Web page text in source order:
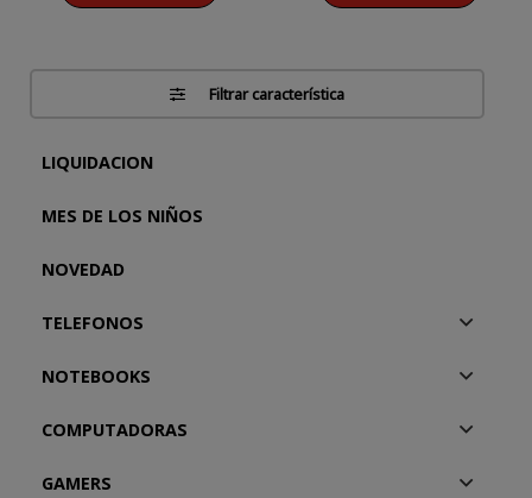
Filtrar característica
LIQUIDACION
MES DE LOS NIÑOS
NOVEDAD
TELEFONOS
NOTEBOOKS
COMPUTADORAS
GAMERS